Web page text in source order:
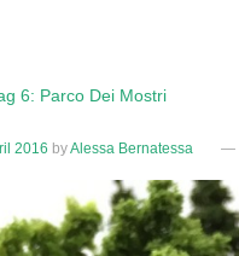
6: Parco Dei Mostri
2016 byAlessa Bernatessa —